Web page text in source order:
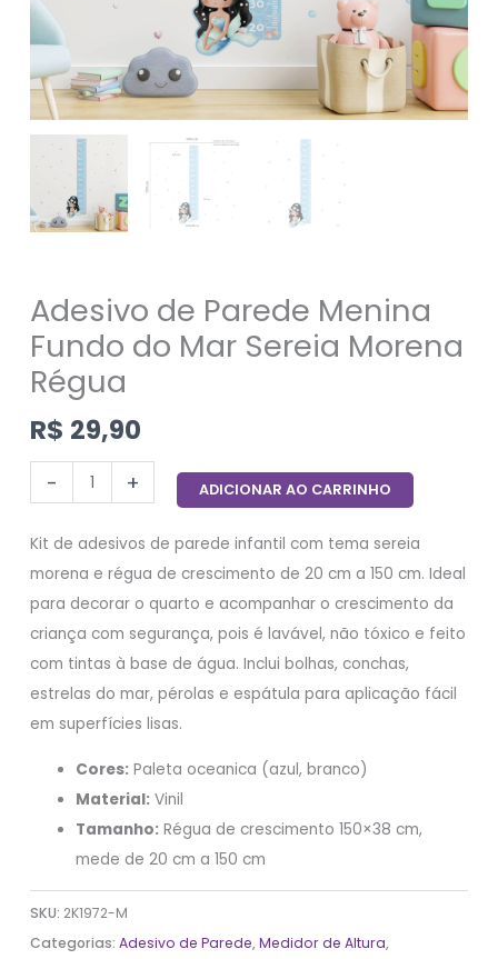
Adesivo de Parede Menina
Fundo do Mar Sereia Morena
Régua
R$ 29,90
- + ADICIONAR AO CARRINHO
Kit de adesivos de parede infantil com tema sereia
morena e régua de crescimento de 20 cm a 150 cm. Ideal
para decorar o quarto e acompanhar o crescimento da
criança com segurança, pois é lavável, não tóxico e feito
com tintas à base de água. Inclui bolhas, conchas,
estrelas do mar, pérolas e espátula para aplicação fácil
em superfícies lisas.
Cores: Paleta oceanica (azul, branco)
Material: Vinil
Tamanho: Régua de crescimento 150×38 cm,
mede de 20 cm a 150 cm
SKU: 2K1972-M
Categorias:Adesivo de Parede,Medidor de Altura,